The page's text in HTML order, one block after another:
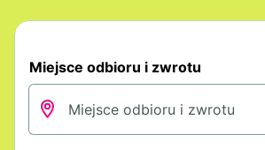
Miejsce odbioru i zwrotu